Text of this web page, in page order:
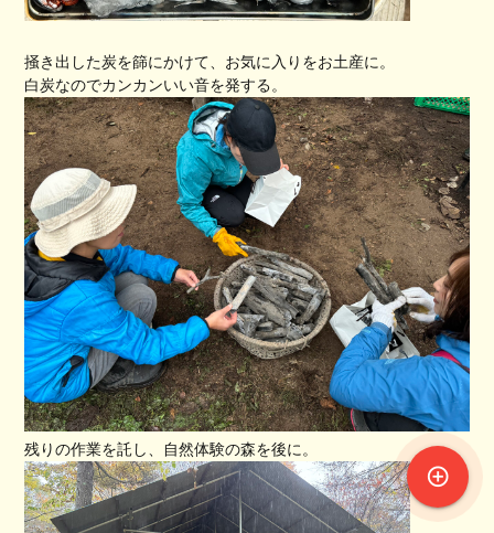
掻き出した炭を篩にかけて、お気に入りをお土産に。
白炭なのでカンカンいい音を発する。
残りの作業を託し、自然体験の森を後に。
control_point